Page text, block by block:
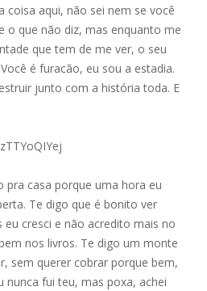
coisa aqui, não sei nem se você
o que não diz, mas enquanto me
que tem de me ver, o seu
é furacão, eu sou a estadia.
junto com a história toda. E
pra casa porque uma hora eu
Te digo que é bonito ver
cresci e não acredito mais no
nos livros. Te digo um monte
sem querer cobrar porque bem,
nunca fui teu, mas poxa, achei